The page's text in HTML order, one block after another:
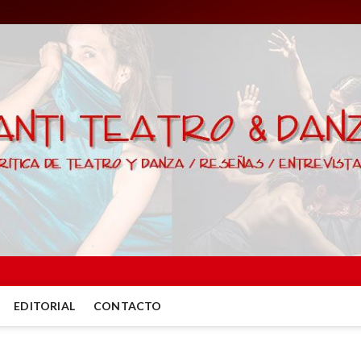
EDITORIAL CONTACTO